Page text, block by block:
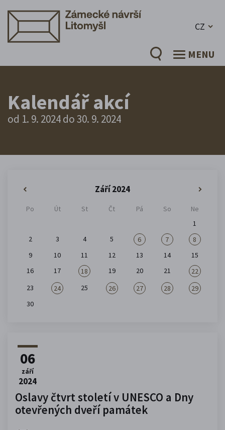
CZ
MENU
Kalendář akcí
od 1. 9. 2024 do 30. 9. 2024
Září 2024
Po Út St Čt Pá So
Ne
1
2
3 4 5 6 7
8
9
10 11 12 13 14
15
16
17 18 19 20 21
22
23
24 25 26 27 28
29
30
06
září
2024
Oslavy čtvrt století v UNESCO a Dny
otevřených dveří památek